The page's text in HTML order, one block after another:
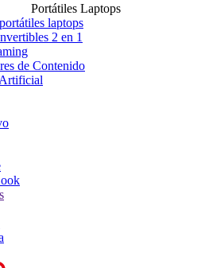
Portátiles Laptops
laptops
2 en 1
de Contenido